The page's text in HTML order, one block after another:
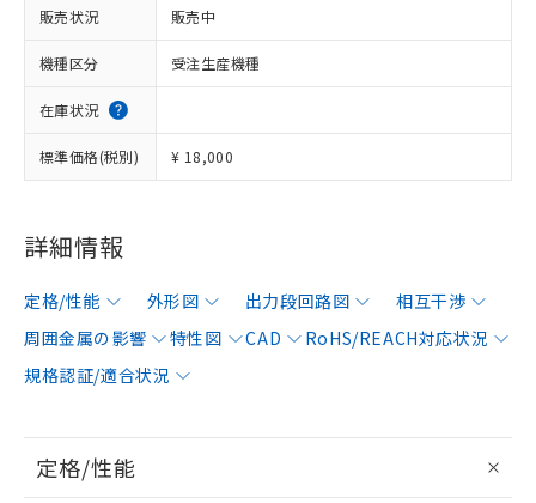
販売状況 販売中
機種区分 受注生産機種
在庫状況
標準価格(税別) ¥ 18,000
詳細情報
定格/性能 外形図 出力段回路図
相互干渉
周囲金属の影響
特性図 CAD
RoHS/REACH対応状況
規格認証/適合状況
定格/性能